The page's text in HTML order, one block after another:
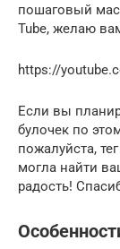
пошаговый
Tube, желаю
https://
Если вы
булочек по
пожалуйста,
могла найти
радость!